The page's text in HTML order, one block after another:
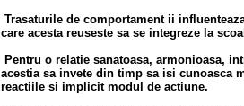
Trasaturile de comportament ii
care acesta reuseste sa se integreze la
Pentru o relatie sanatoasa, armonioasa,
acestia sa invete din timp sa isi cunoasca
reactiile si implicit modul de actiune.